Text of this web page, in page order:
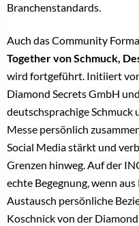
Branchenstandards.
Auch das Community
Together von Schmuck,
wird fortgeführt. Initiiert
Diamond Secrets GmbH
deutschsprachige Schmuck
Messe persönlich
Social Media stärkt und
Grenzen hinweg. Auf der
echte Begegnung, wenn
Austausch persönliche
Koschnick von der